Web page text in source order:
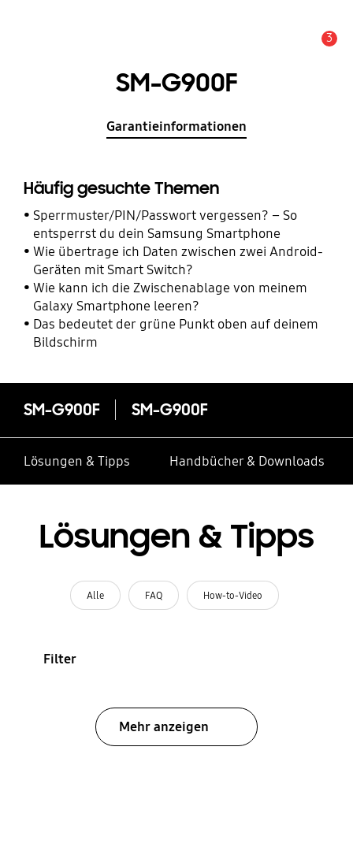
3
SM-G900F
Garantieinformationen
Häufig gesuchte Themen
Sperrmuster/PIN/Passwort vergessen? – So
entsperrst du dein Samsung Smartphone
Wie übertrage ich Daten zwischen zwei Android-
Geräten mit Smart Switch?
Wie kann ich die Zwischenablage von meinem
Galaxy Smartphone leeren?
Das bedeutet der grüne Punkt oben auf deinem
Bildschirm
SM-G900F SM-G900F
Lösungen & Tipps Handbücher & Downloads
Lösungen & Tipps
Alle FAQ How-to-Video
Filter
Mehr anzeigen